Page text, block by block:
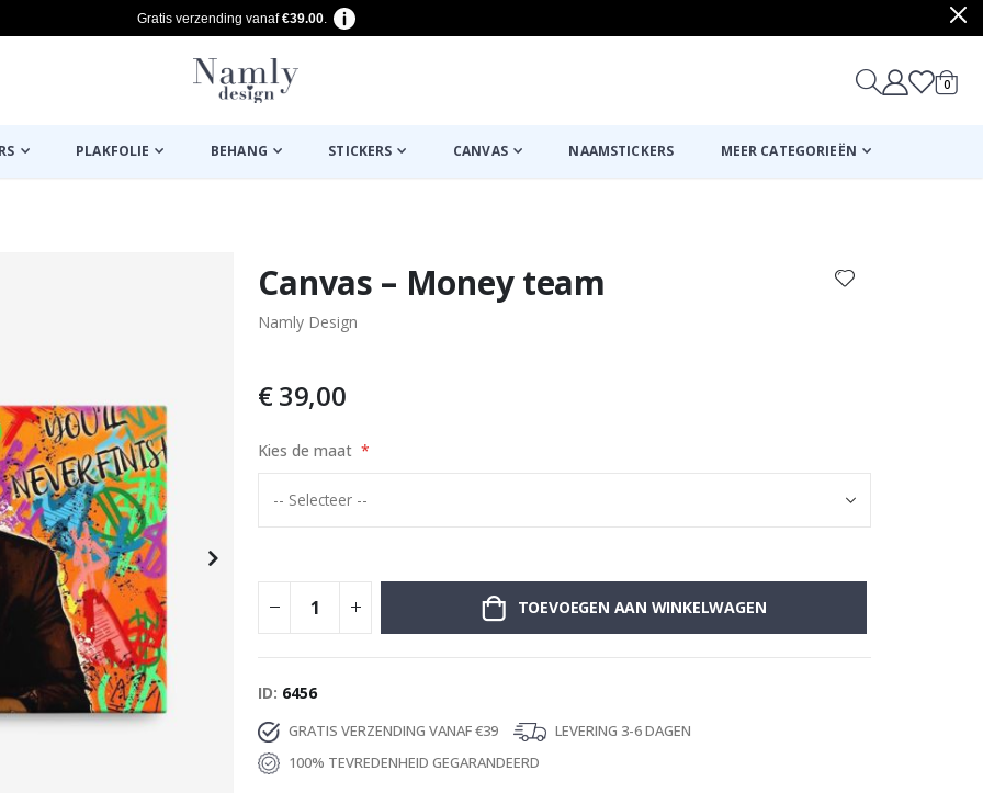
Gratis verzending vanaf€39.00.
0
PLAKFOLIE BEHANG STICKERS CANVAS NAAMSTICKERS MEER CATEGORIEËN
Canvas – Money team
Namly Design
€ 39,00
Kies de maat
TOEVOEGEN AAN WINKELWAGEN
ID 6456
GRATIS VERZENDING VANAF €39
LEVERING 3-6 DAGEN
100% TEVREDENHEID GEGARANDEERD